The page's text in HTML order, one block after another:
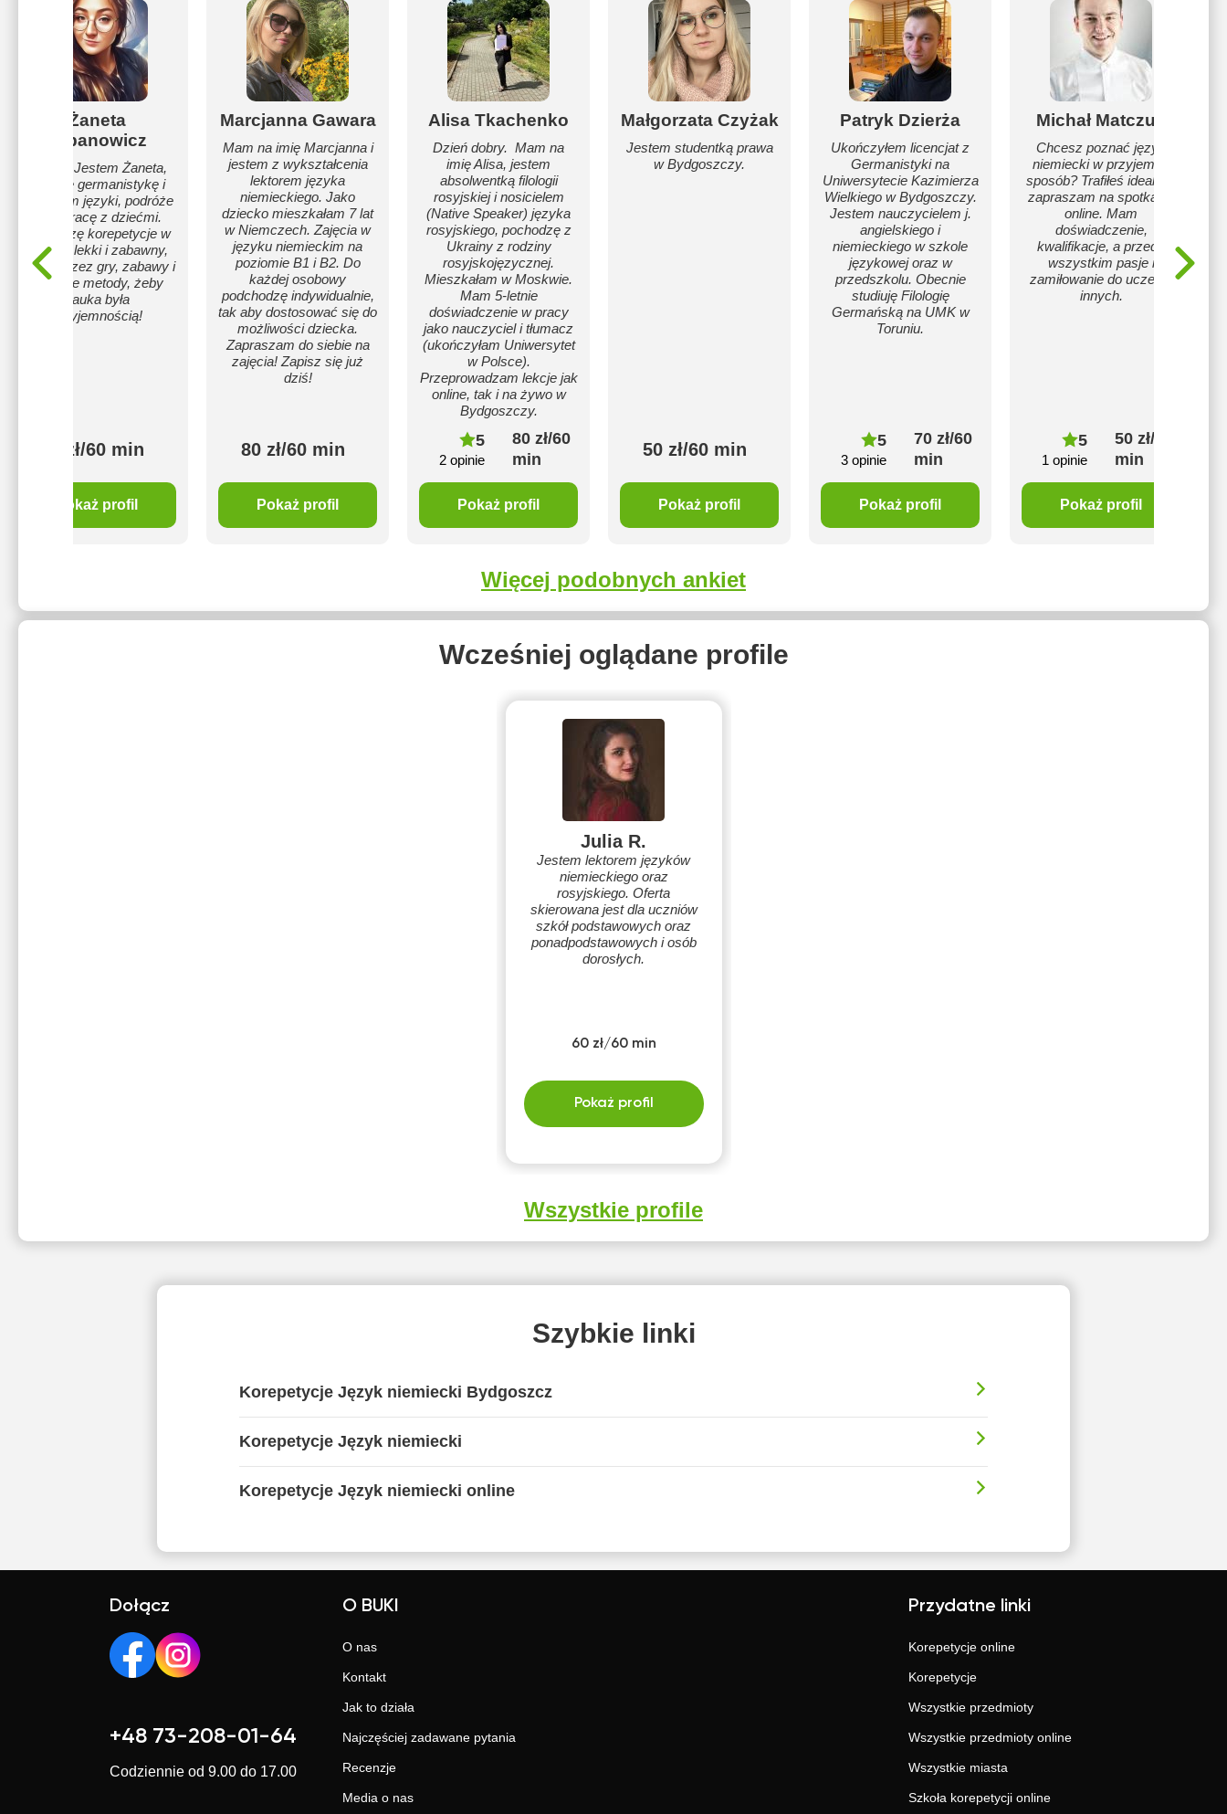
Żaneta
Urbanowicz
Cześć! Jestem Żaneta,
studiuję germanistykę i
uwielbiam języki, podróże
oraz pracę z dziećmi.
Prowadzę korepetycje w
sposób lekki i zabawny,
ucząc przez gry, zabawy i
ciekawe metody, żeby
nauka była
przyjemnością!
60 zł/60 min
Pokaż profil
Marcjanna Gawara
Mam na imię Marcjanna i
jestem z wykształcenia
lektorem języka
niemieckiego. Jako
dziecko mieszkałam 7 lat
w Niemczech. Zajęcia w
języku niemieckim na
poziomie B1 i B2. Do
każdej osobowy
podchodzę indywidualnie,
tak aby dostosować się do
możliwości dziecka.
Zapraszam do siebie na
zajęcia! Zapisz się już
dziś!
80 zł/60 min
Pokaż profil
Alisa Tkachenko
Dzień dobry. Mam na
imię Alisa, jestem
absolwentką filologii
rosyjskiej i nosicielem
(Native Speaker) języka
rosyjskiego, pochodzę z
Ukrainy z rodziny
rosyjskojęzycznej.
Mieszkałam w Moskwie.
Mam 5-letnie
doświadczenie w pracy
jako nauczyciel i tłumacz
(ukończyłam Uniwersytet
w Polsce).
Przeprowadzam lekcje jak
online, tak i na żywo w
Bydgoszczy.
5
2 opinie
80 zł/60
min
Pokaż profil
Małgorzata Czyżak
Jestem studentką prawa
w Bydgoszczy.
50 zł/60 min
Pokaż profil
Patryk Dzierża
Ukończyłem licencjat z
Germanistyki na
Uniwersytecie Kazimierza
Wielkiego w Bydgoszczy.
Jestem nauczycielem j.
angielskiego i
niemieckiego w szkole
językowej oraz w
przedszkolu. Obecnie
studiuję Filologię
Germańską na UMK w
Toruniu.
5
3 opinie
70 zł/60
min
Pokaż profil
Michał Matczuk
Chcesz poznać język
niemiecki w przyjemny
sposób? Trafiłeś idealnie,
zapraszam na spotkanie
online. Mam
doświadczenie,
kwalifikacje, a przede
wszystkim pasje i
zamiłowanie do uczenia
innych.
5
1 opinie
50 zł/60
min
Pokaż profil
Więcej podobnych ankiet
Wcześniej oglądane profile
Julia R.
Jestem lektorem języków
niemieckiego oraz
rosyjskiego. Oferta
skierowana jest dla uczniów
szkół podstawowych oraz
ponadpodstawowych i osób
dorosłych.
60 zł/60 min
Pokaż profil
Wszystkie profile
Szybkie linki
Korepetycje Język niemiecki Bydgoszcz
Korepetycje Język niemiecki
Korepetycje Język niemiecki online
Dołącz
+48 73-208-01-64
Codziennie od 9.00 do 17.00
O BUKI
O nas
Kontakt
Jak to działa
Najczęściej zadawane pytania
Recenzje
Media o nas
Przydatne linki
Korepetycje online
Korepetycje
Wszystkie przedmioty
Wszystkie przedmioty online
Wszystkie miasta
Szkoła korepetycji online